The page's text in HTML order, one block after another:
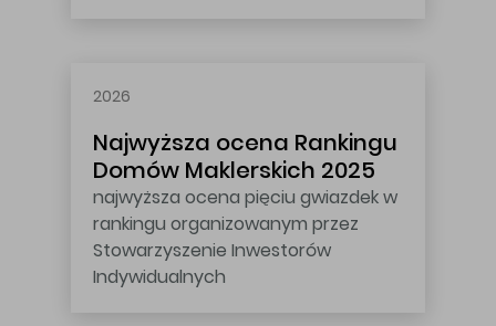
2026
Najwyższa ocena Rankingu
Domów Maklerskich 2025
najwyższa ocena pięciu gwiazdek w
rankingu organizowanym przez
Stowarzyszenie Inwestorów
Indywidualnych